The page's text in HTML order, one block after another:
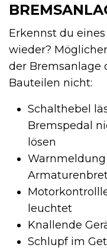
Erkennst du
wieder?
der Bremsanlage
Bauteilen nicht:
Schalthebel
Bremspedal
lösen
leuchtet
Knallende
Schlupf im